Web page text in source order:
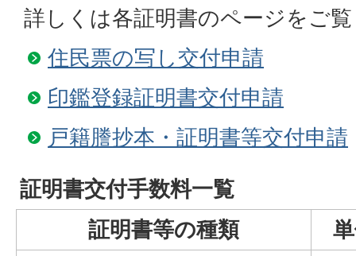
詳しくは各証明書のページをご
住民票の写し交付申請
印鑑登録証明書交付申請
戸籍謄抄本・証明書等交付申請
証明書交付手数料一覧
証明書等の種類